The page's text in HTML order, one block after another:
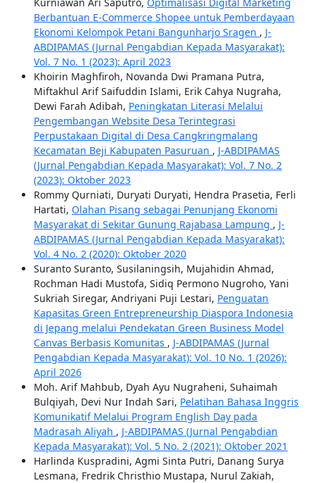
Berbantuan E-Commerce Shopee untuk Pemberdayaan
Ekonomi Kelompok Petani Bangunharjo Sragen , J-
ABDIPAMAS (Jurnal Pengabdian Kepada Masyarakat):
Vol. 7 No. 1 (2023): April 2023
Khoirin Maghfiroh, Novanda Dwi Pramana Putra,
Miftakhul Arif Saifuddin Islami, Erik Cahya Nugraha,
Dewi Farah Adibah, Peningkatan Literasi Melalui
Pengembangan Website Desa Terintegrasi
Perpustakaan Digital di Desa Cangkringmalang
Kecamatan Beji Kabupaten Pasuruan , J-ABDIPAMAS
(Jurnal Pengabdian Kepada Masyarakat): Vol. 7 No. 2
(2023): Oktober 2023
Rommy Qurniati, Duryati Duryati, Hendra Prasetia, Ferli
Hartati, Olahan Pisang sebagai Penunjang Ekonomi
Masyarakat di Sekitar Gunung Rajabasa Lampung , J-
ABDIPAMAS (Jurnal Pengabdian Kepada Masyarakat):
Vol. 4 No. 2 (2020): Oktober 2020
Suranto Suranto, Susilaningsih, Mujahidin Ahmad,
Rochman Hadi Mustofa, Sidiq Permono Nugroho, Yani
Sukriah Siregar, Andriyani Puji Lestari, Penguatan
Kapasitas Green Entrepreneurship Diaspora Indonesia
di Jepang melalui Pendekatan Green Business Model
Canvas Berbasis Komunitas , J-ABDIPAMAS (Jurnal
Pengabdian Kepada Masyarakat): Vol. 10 No. 1 (2026):
April 2026
Moh. Arif Mahbub, Dyah Ayu Nugraheni, Suhaimah
Bulqiyah, Devi Nur Indah Sari, Pelatihan Bahasa Inggris
Komunikatif Melalui Program English Day pada
Madrasah Aliyah , J-ABDIPAMAS (Jurnal Pengabdian
Kepada Masyarakat): Vol. 5 No. 2 (2021): Oktober 2021
Harlinda Kuspradini, Agmi Sinta Putri, Danang Surya
Lesmana, Fredrik Christhio Mustapa, Nurul Zakiah,